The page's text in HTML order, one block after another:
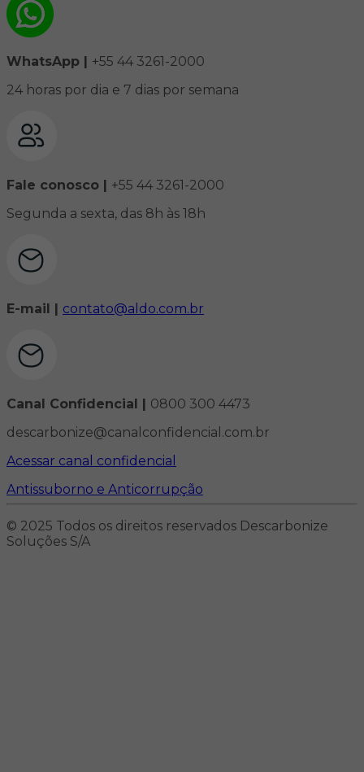
WhatsApp | +55 44 3261-2000
24 horas por dia e 7 dias por semana
Fale conosco | +55 44 3261-2000
Segunda a sexta, das 8h às 18h
E-mail | contato@aldo.com.br
Canal Confidencial | 0800 300 4473
descarbonize@canalconfidencial.com.br
Acessar canal confidencial
Antissuborno e Anticorrupção
© 2025 Todos os direitos reservados Descarbonize
Soluções S/A